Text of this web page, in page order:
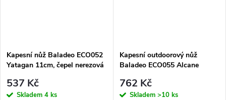
Kapesní nůž Baladeo ECO052
Yatagan 11cm, čepel nerezová
537 Kč
Skladem 4 ks
Kapesní outdoorový nůž
Baladeo ECO055 Alcane
rukojeť ocel+G10
762 Kč
Skladem >10 ks